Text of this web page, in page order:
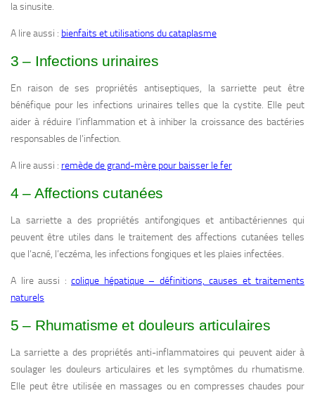
la sinusite.
A lire aussi : bienfaits et utilisations du cataplasme
3 – Infections urinaires
En raison de ses propriétés antiseptiques, la sarriette peut être
bénéfique pour les infections urinaires telles que la cystite. Elle peut
aider à réduire l’inflammation et à inhiber la croissance des bactéries
responsables de l’infection.
A lire aussi : remède de grand-mère pour baisser le fer
4 – Affections cutanées
La sarriette a des propriétés antifongiques et antibactériennes qui
peuvent être utiles dans le traitement des affections cutanées telles
que l’acné, l’eczéma, les infections fongiques et les plaies infectées.
A lire aussi : colique hépatique – définitions, causes et traitements
naturels
5 – Rhumatisme et douleurs articulaires
La sarriette a des propriétés anti-inflammatoires qui peuvent aider à
soulager les douleurs articulaires et les symptômes du rhumatisme.
Elle peut être utilisée en massages ou en compresses chaudes pour